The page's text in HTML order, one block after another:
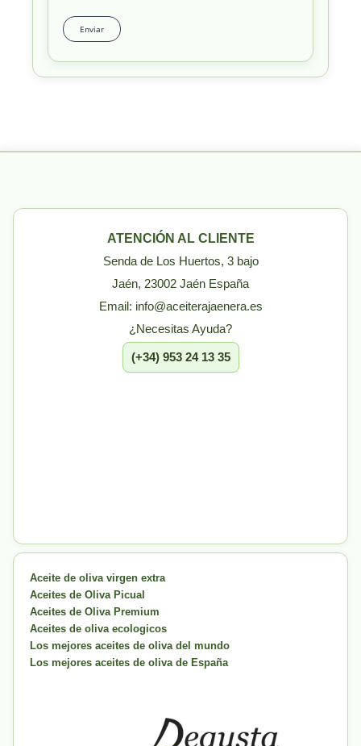
ATENCIÓN AL CLIENTE
Senda de Los Huertos, 3 bajo
Jaén, 23002 Jaén España
Email: info@aceiterajaenera.es
¿Necesitas Ayuda?
(+34) 953 24 13 35
Aceite de oliva virgen extra
Aceites de Oliva Picual
Aceites de Oliva Premium
Aceites de oliva ecologicos
Los mejores aceites de oliva del mundo
Los mejores aceites de oliva de España